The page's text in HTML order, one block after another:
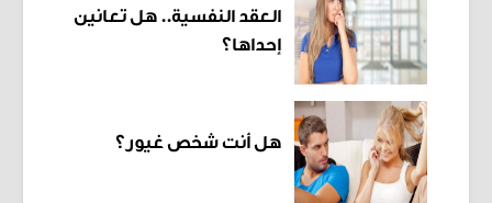
العقد النفسية.. هل تعانين
إحداها؟
هل أنت شخص غيور؟